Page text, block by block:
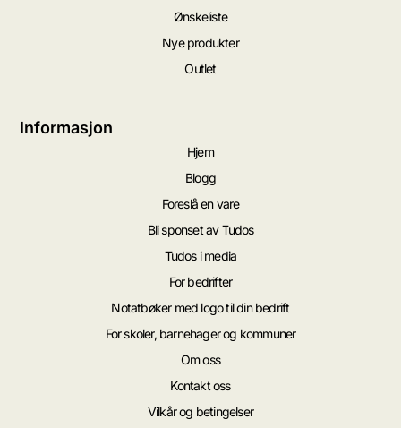
Ønskeliste
Nye produkter
Outlet
Informasjon
Hjem
Blogg
Foreslå en vare
Bli sponset av Tudos
Tudos i media
For bedrifter
Notatbøker med logo til din bedrift
For skoler, barnehager og kommuner
Om oss
Kontakt oss
Vilkår og betingelser